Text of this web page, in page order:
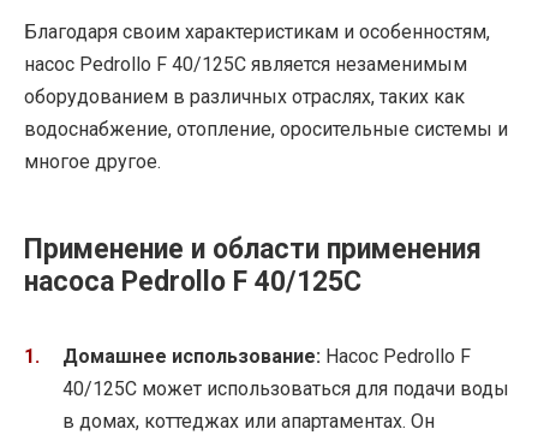
Благодаря своим характеристикам и особенностям,
насос Pedrollo F 40/125C является незаменимым
оборудованием в различных отраслях, таких как
водоснабжение, отопление, оросительные системы и
многое другое.
Применение и области применения
насоса Pedrollo F 40/125C
Домашнее использование: Насос Pedrollo F
40/125C может использоваться для подачи воды
в домах, коттеджах или апартаментах. Он